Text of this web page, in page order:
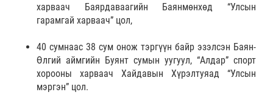
харваач Баярдаваагийн Баянмөнхөд “Улсын
гарамгай харваач” цол,
40 сумнаас 38 сум онож тэргүүн байр эзэлсэн Баян-
Өлгий аймгийн Буянт сумын уугуул, “Алдар” спорт
хорооны харваач Хайдавын Хүрэлтуяад “Улсын
мэргэн” цол.